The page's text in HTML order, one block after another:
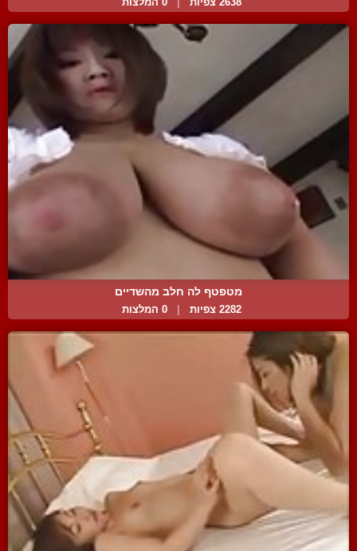
מטפטף לה חלב מהשדיים
2282 צפיות | 0 המלצות